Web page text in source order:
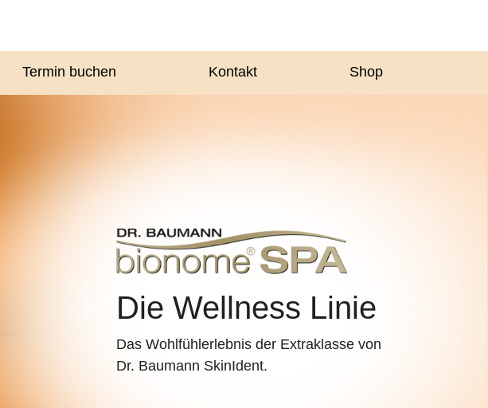
Termin buchen Kontakt Shop
Die Wellness Linie
Das Wohlfühlerlebnis der Extraklasse von
Dr. Baumann SkinIdent.